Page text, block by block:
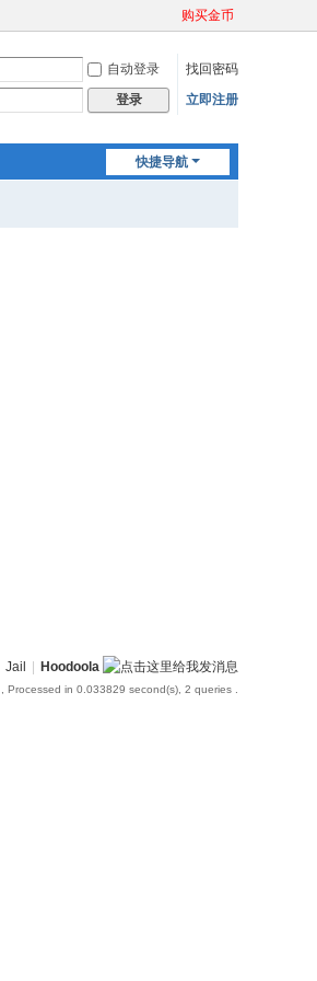
购买金币
自动登录
找回密码
登录 立即注册
快捷导航
Jail | Hoodoola
, Processed in 0.033829 second(s), 2 queries .